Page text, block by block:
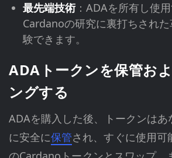
最先端技術：ADAを所有し使用
Cardanoの研究に裏打ちされ
験できます。
ADAトークンを保管お
ングする
ADAを購入した後、トークンはあ
に安全に保管され、すぐに使用可